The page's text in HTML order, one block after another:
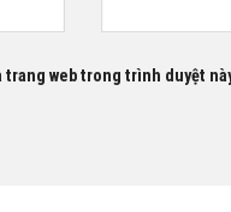
trang web trong trình duyệt